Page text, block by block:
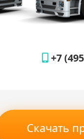
+7
Скачать